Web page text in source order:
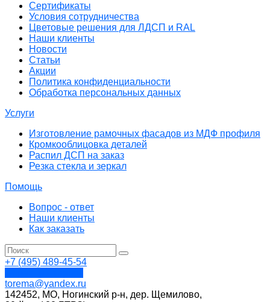
Сертификаты
Условия сотрудничества
Цветовые решения для ЛДСП и RAL
Наши клиенты
Новости
Статьи
Акции
Политика конфиденциальности
Обработка персональных данных
Услуги
Изготовление рамочных фасадов из МДФ профиля
Кромкооблицовка деталей
Распил ДСП на заказ
Резка стекла и зеркал
Помощь
Вопрос - ответ
Наши клиенты
Как заказать
+7 (495) 489-45-54
torema@yandex.ru
142452, МО, Ногинский р-н, дер. Щемилово,